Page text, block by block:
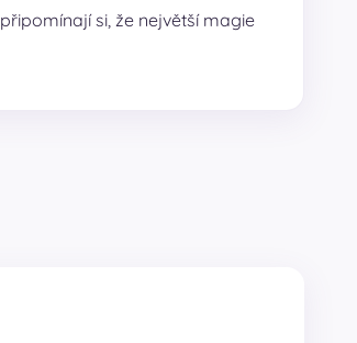
si, že největší magie